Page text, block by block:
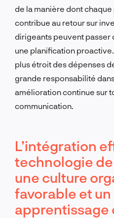
de la manière dont
contribue au retour sur
dirigeants peuvent passer
une planification
plus étroit des dépenses
grande responsabilité
amélioration continue sur
communication.
L’intégration
technologie de
une culture
favorable et un
apprentissage